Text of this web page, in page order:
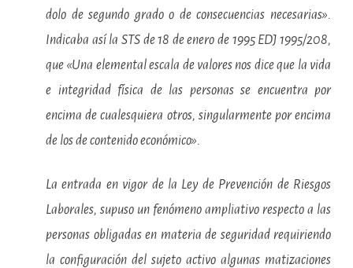
dolo de segundo grado o de consecuencias necesarias».
Indicaba así la STS de 18 de enero de 1995 EDJ 1995/208,
que «Una elemental escala de valores nos dice que la vida
e integridad física de las personas se encuentra por
encima de cualesquiera otros, singularmente por encima
de los de contenido económico».
La entrada en vigor de la Ley de Prevención de Riesgos
Laborales, supuso un fenómeno ampliativo respecto a las
personas obligadas en materia de seguridad requiriendo
la configuración del sujeto activo algunas matizaciones